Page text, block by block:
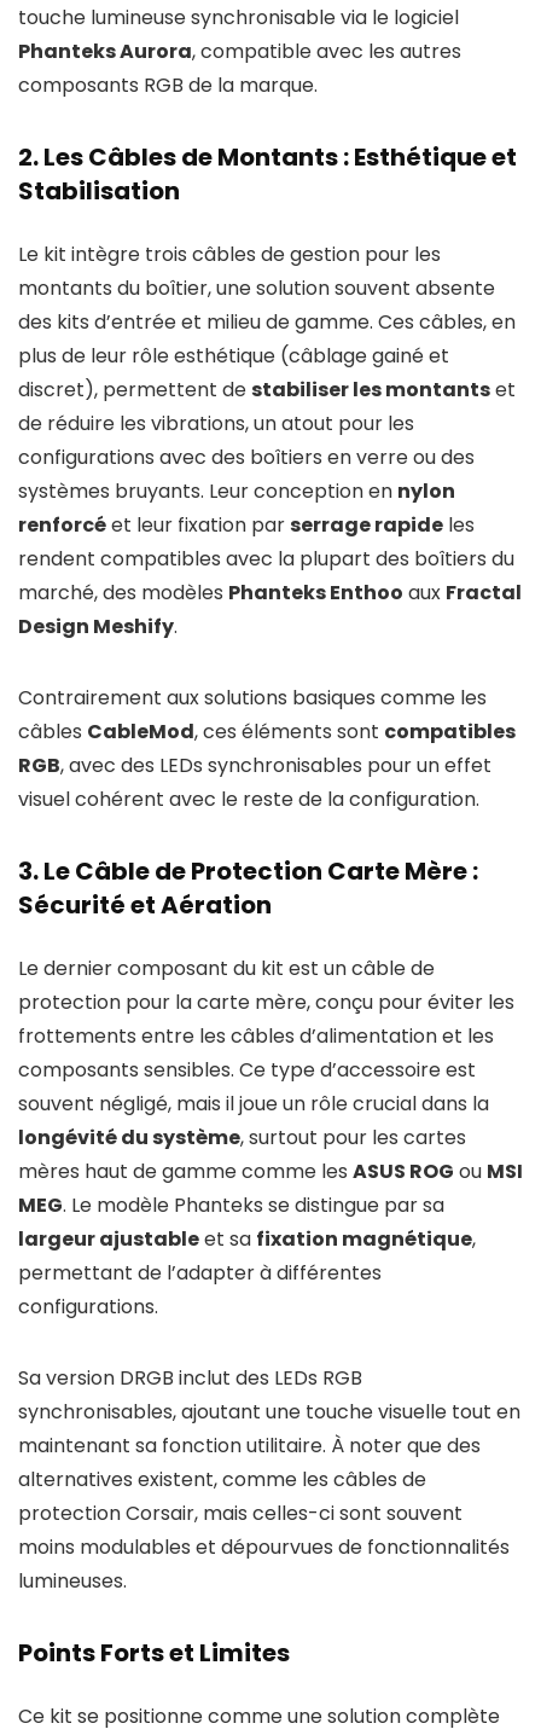
touche lumineuse synchronisable via le logiciel
Phanteks Aurora, compatible avec les autres
composants RGB de la marque.
2. Les Câbles de Montants : Esthétique et
Stabilisation
Le kit intègre trois câbles de gestion pour les
montants du boîtier, une solution souvent absente
des kits d’entrée et milieu de gamme. Ces câbles, en
plus de leur rôle esthétique (câblage gainé et
discret), permettent destabiliser les montantset
de réduire les vibrations, un atout pour les
configurations avec des boîtiers en verre ou des
systèmes bruyants. Leur conception en nylon
renforcéet leur fixation parserrage rapide les
rendent compatibles avec la plupart des boîtiers du
marché, des modèles Phanteks Enthoo aux Fractal
Design Meshify.
Contrairement aux solutions basiques comme les
câbles CableMod, ces éléments sont compatibles
RGB, avec des LEDs synchronisables pour un effet
visuel cohérent avec le reste de la configuration.
3. Le Câble de Protection Carte Mère :
Sécurité et Aération
Le dernier composant du kit est un câble de
protection pour la carte mère, conçu pour éviter les
frottements entre les câbles d’alimentation et les
composants sensibles. Ce type d’accessoire est
souvent négligé, mais il joue un rôle crucial dans la
longévité du système, surtout pour les cartes
mères haut de gamme comme les ASUS ROG ou MSI
MEG. Le modèle Phanteks se distingue par sa
largeur ajustableet sa fixation magnétique,
permettant de l’adapter à différentes
configurations.
Sa version DRGB inclut des LEDs RGB
synchronisables, ajoutant une touche visuelle tout en
maintenant sa fonction utilitaire. À noter que des
alternatives existent, comme les câbles de
protection Corsair, mais celles-ci sont souvent
moins modulables et dépourvues de fonctionnalités
lumineuses.
Points Forts et Limites
Ce kit se positionne comme une solution complète